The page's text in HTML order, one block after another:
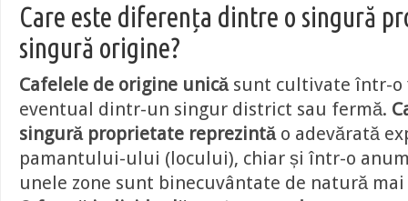
Care este diferența dintre o singură
singură origine?
Cafelele de origine unicăsunt cultivate într-o
eventual dintr-un singur district sau fermă.
singură proprietate reprezintăo adevărată
pamantului-ului (locului), chiar și într-o
unele zone sunt binecuvântate de natură